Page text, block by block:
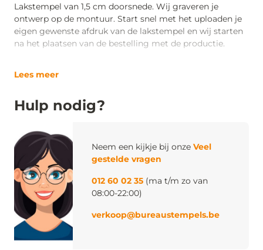
Lakstempel van 1,5 cm doorsnede. Wij graveren je
ontwerp op de montuur. Start snel met het uploaden je
eigen gewenste afdruk van de lakstempel en wij starten
na het plaatsen van de bestelling met de productie.
Lees meer
Hulp nodig?
Neem een kijkje bij onze Veel
gestelde vragen
012 60 02 35 (ma t/m zo van
08:00-22:00)
verkoop@bureaustempels.be